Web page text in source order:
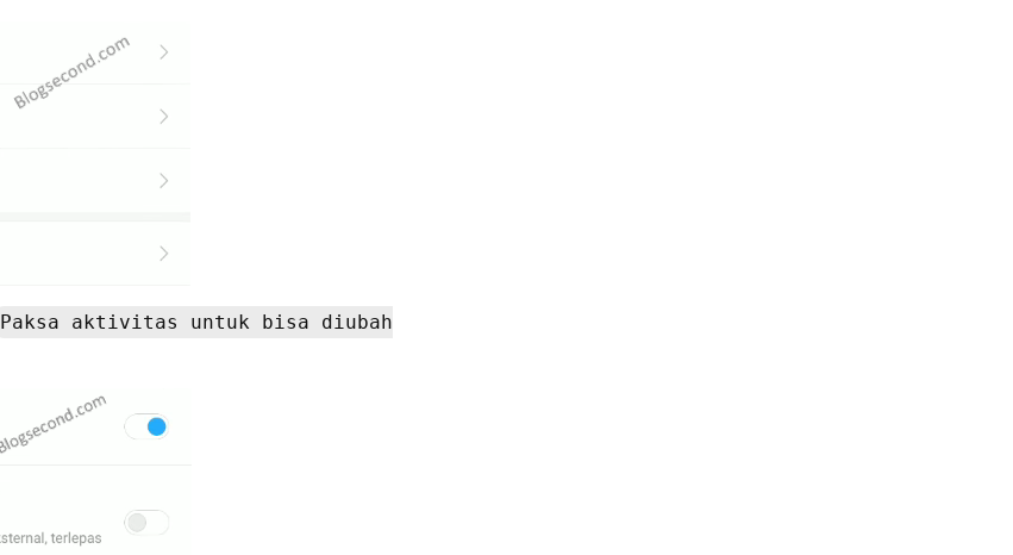
Paksa aktivitas untuk bisa diubah